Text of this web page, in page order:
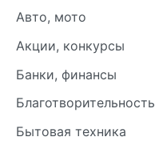
Авто, мото
Акции, конкурсы
Банки, финансы
Благотворительность
Бытовая техника